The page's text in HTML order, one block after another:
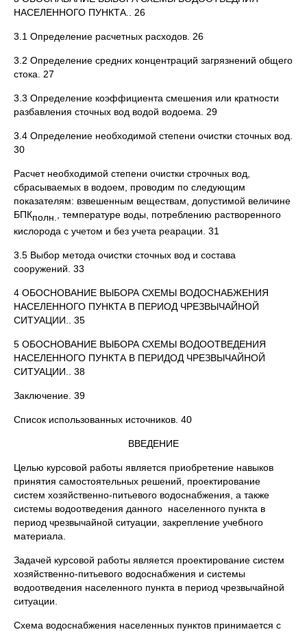
НАСЕЛЕННОГО ПУНКТА.. 26
3.1 Определение расчетных расходов. 26
3.2 Определение средних концентраций загрязнений общего
стока. 27
3.3 Определение коэффициента смешения или кратности
разбавления сточных вод водой водоема. 29
3.4 Определение необходимой степени очистки сточных вод.
30
Расчет необходимой степени очистки строчных вод,
сбрасываемых в водоем, проводим по следующим
показателям: взвешенным веществам, допустимой величине
БПКполн.
, температуре воды, потреблению растворенного
кислорода с учетом и без учета реарации. 31
3.5 Выбор метода очистки сточных вод и состава
сооружений. 33
4 ОБОСНОВАНИЕ ВЫБОРА СХЕМЫ ВОДОСНАБЖЕНИЯ
НАСЕЛЕННОГО ПУНКТА В ПЕРИОД ЧРЕЗВЫЧАЙНОЙ
СИТУАЦИИ.. 35
5 ОБОСНОВАНИЕ ВЫБОРА СХЕМЫ ВОДООТВЕДЕНИЯ
НАСЕЛЕННОГО ПУНКТА В ПЕРИДОД ЧРЕЗВЫЧАЙНОЙ
СИТУАЦИИ.. 38
Заключение. 39
Список использованных источников. 40
ВВЕДЕНИЕ
Целью курсовой работы является приобретение навыков
принятия самостоятельных решений, проектирование
систем хозяйственно-питьевого водоснабжения, а также
системы водоотведения данного населенного пункта в
период чрезвычайной ситуации, закрепление учебного
материала.
Задачей курсовой работы является проектирование систем
хозяйственно-питьевого водоснабжения и системы
водоотведения населенного пункта в период чрезвычайной
ситуации.
Схема водоснабжения населенных пунктов принимается с